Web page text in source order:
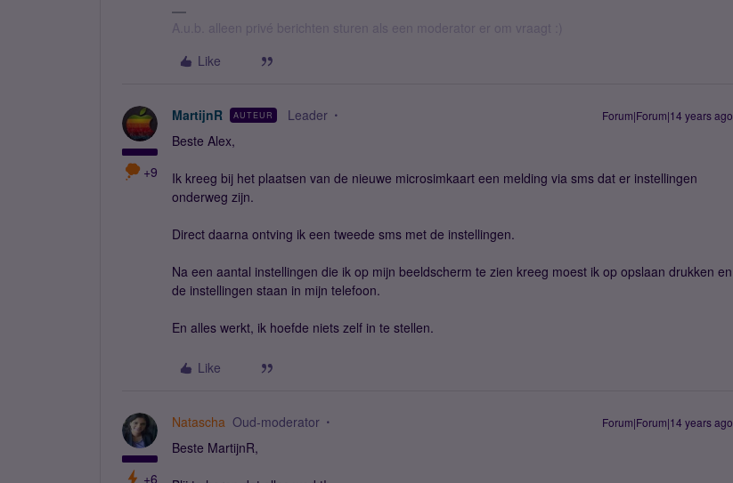
A.u.b. alleen privé berichten sturen als een moderator er om vraagt :)
Like
+9
MartijnR AUTEUR Leader Forum|Forum|14 years ago
Beste Alex,
Ik kreeg bij het plaatsen van de nieuwe microsimkaart een melding via sms dat er instellingen
onderweg zijn.
Direct daarna ontving ik een tweede sms met de instellingen.
Na een aantal instellingen die ik op mijn beeldscherm te zien kreeg moest ik op opslaan drukken en
de instellingen staan in mijn telefoon.
En alles werkt, ik hoefde niets zelf in te stellen.
Like
+6
Natascha Oud-moderator Forum|Forum|14 years ago
Beste MartijnR,